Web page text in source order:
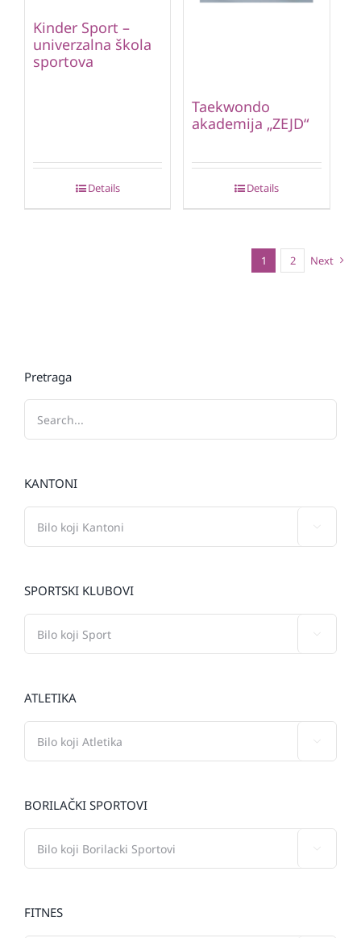
Kinder Sport –
univerzalna škola
sportova
Details
Taekwondo
akademija „ZEJD“
Details
1 2 Next
Pretraga
KANTONI
SPORTSKI KLUBOVI
ATLETIKA
BORILAČKI SPORTOVI
FITNES